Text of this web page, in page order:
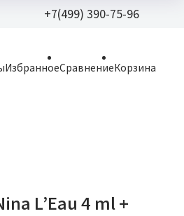
+7(499) 390-75-96
ИзбранноеСравнениеКорзина
L’Eau 4 ml +